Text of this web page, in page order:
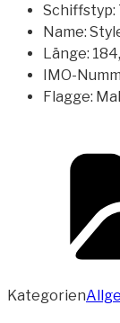
Schiffstyp:
Name:
Länge:
IMO-
Flagge:
Kategorien